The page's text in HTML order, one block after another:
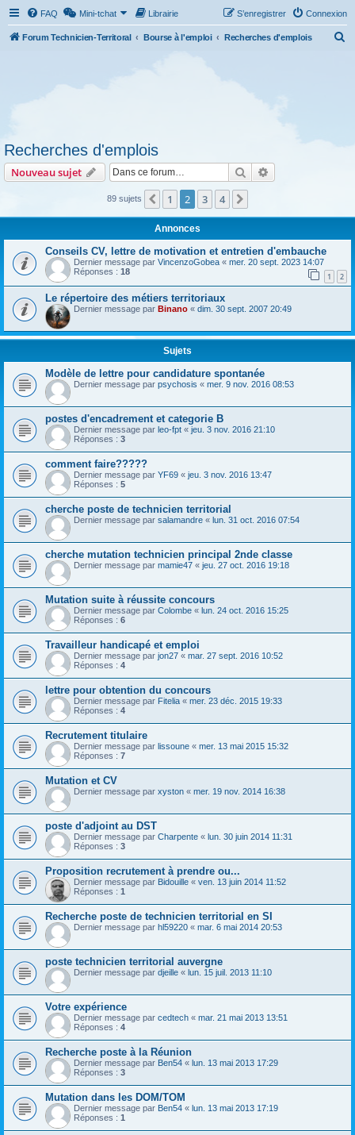
FAQ Mini-tchat Librairie Connexion
S’enregistrer
Forum Technicien-Territoral Bourse à l'emploi Recherches d'emplois
Recherches d'emplois
Nouveau sujet Rechercher
89 sujets Précédente
1 2 3 4
Annonces
Conseils CV, lettre de motivation et entretien d'embauche
Dernier message par VincenzoGobea « mer. 20 sept. 2023 14:07
Réponses : 18 1 2
Le répertoire des métiers territoriaux
Dernier message par Binano « dim. 30 sept. 2007 20:49
Sujets
Modèle de lettre pour candidature spontanée
Dernier message par psychosis « mer. 9 nov. 2016 08:53
postes d'encadrement et categorie B
Dernier message par leo-fpt « jeu. 3 nov. 2016 21:10
Réponses : 3
comment faire?????
Dernier message par YF69 « jeu. 3 nov. 2016 13:47
Réponses : 5
cherche poste de technicien territorial
Dernier message par salamandre « lun. 31 oct. 2016 07:54
cherche mutation technicien principal 2nde classe
Dernier message par mamie47 « jeu. 27 oct. 2016 19:18
Mutation suite à réussite concours
Dernier message par Colombe « lun. 24 oct. 2016 15:25
Réponses : 6
Travailleur handicapé et emploi
Dernier message par jon27 « mar. 27 sept. 2016 10:52
Réponses : 4
lettre pour obtention du concours
Dernier message par Fitelia « mer. 23 déc. 2015 19:33
Réponses : 4
Recrutement titulaire
Dernier message par lissoune « mer. 13 mai 2015 15:32
Réponses : 7
Mutation et CV
Dernier message par xyston « mer. 19 nov. 2014 16:38
poste d'adjoint au DST
Dernier message par Charpente « lun. 30 juin 2014 11:31
Réponses : 3
Proposition recrutement à prendre ou...
Dernier message par Bidouille « ven. 13 juin 2014 11:52
Réponses : 1
Recherche poste de technicien territorial en SI
Dernier message par hl59220 « mar. 6 mai 2014 20:53
poste technicien territorial auvergne
Dernier message par djeille « lun. 15 juil. 2013 11:10
Votre expérience
Dernier message par cedtech « mar. 21 mai 2013 13:51
Réponses : 4
Recherche poste à la Réunion
Dernier message par Ben54 « lun. 13 mai 2013 17:29
Réponses : 3
Mutation dans les DOM/TOM
Dernier message par Ben54 « lun. 13 mai 2013 17:19
Réponses : 1